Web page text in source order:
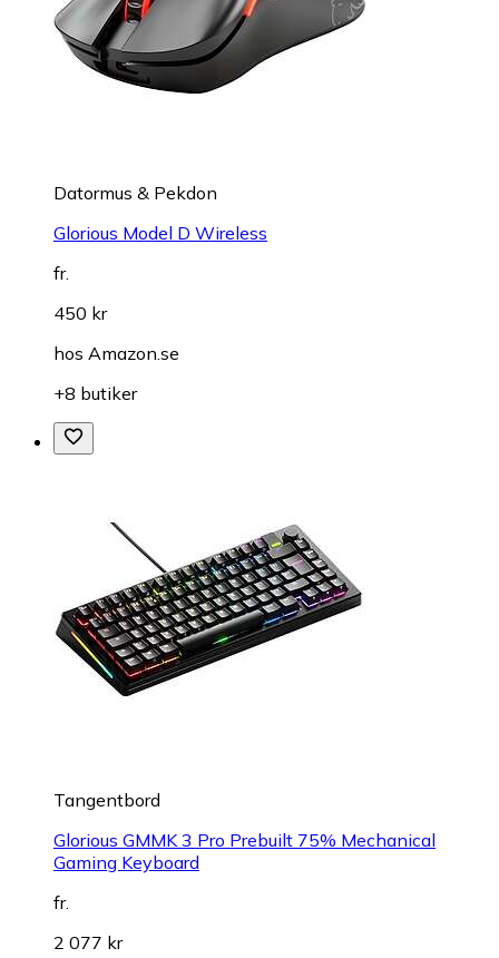
Datormus & Pekdon
Glorious Model D Wireless
fr.
450 kr
hos Amazon.se
+8 butiker
Tangentbord
Glorious GMMK 3 Pro Prebuilt 75% Mechanical
Gaming Keyboard
fr.
2 077 kr